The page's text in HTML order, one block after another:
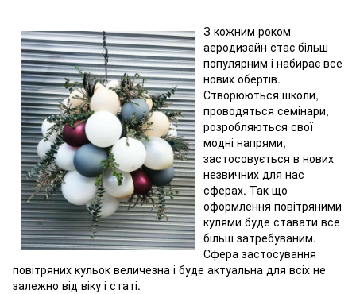
З кожним роком
аеродизайн стає більш
популярним і набирає все
нових обертів.
Створюються школи,
проводяться семінари,
розробляються свої
модні напрями,
застосовується в нових
незвичних для нас
сферах. Так що
оформлення повітряними
кулями буде ставати все
більш затребуваним.
Сфера застосування
повітряних кульок величезна і буде актуальна для всіх не
залежно від віку і статі.